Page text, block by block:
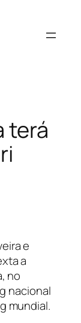
terá
e
a
no
nacional
mundial.